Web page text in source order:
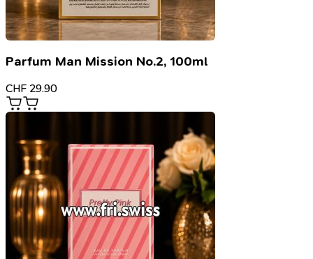
Parfum Man Mission No.2, 100ml
CHF 29.90